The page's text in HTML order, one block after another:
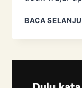
BACA